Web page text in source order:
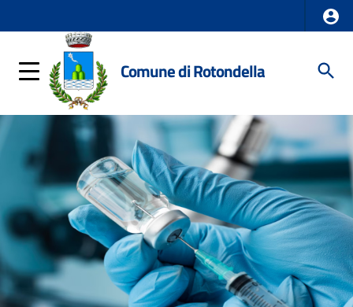
Comune di Rotondella